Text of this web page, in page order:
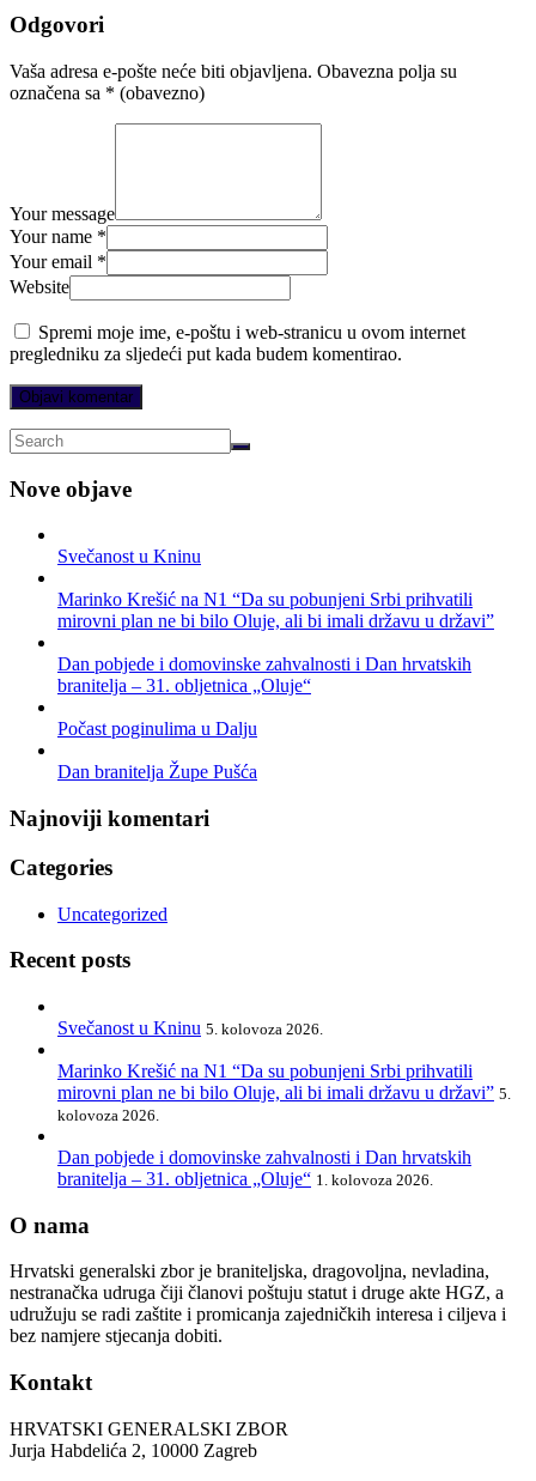
Odgovori
Vaša adresa e-pošte neće biti objavljena. Obavezna polja su
označena sa * (obavezno)
Your message
Your name *
Your email *
Website
Spremi moje ime, e-poštu i web-stranicu u ovom internet
pregledniku za sljedeći put kada budem komentirao.
Nove objave
Svečanost u Kninu
Marinko Krešić na N1 “Da su pobunjeni Srbi prihvatili
mirovni plan ne bi bilo Oluje, ali bi imali državu u državi”
Dan pobjede i domovinske zahvalnosti i Dan hrvatskih
branitelja – 31. obljetnica „Oluje“
Počast poginulima u Dalju
Dan branitelja Župe Pušća
Najnoviji komentari
Categories
Uncategorized
Recent posts
Svečanost u Kninu 5. kolovoza 2026.
Marinko Krešić na N1 “Da su pobunjeni Srbi prihvatili
mirovni plan ne bi bilo Oluje, ali bi imali državu u državi” 5.
kolovoza 2026.
Dan pobjede i domovinske zahvalnosti i Dan hrvatskih
branitelja – 31. obljetnica „Oluje“ 1. kolovoza 2026.
O nama
Hrvatski generalski zbor je braniteljska, dragovoljna, nevladina,
nestranačka udruga čiji članovi poštuju statut i druge akte HGZ, a
udružuju se radi zaštite i promicanja zajedničkih interesa i ciljeva i
bez namjere stjecanja dobiti.
Kontakt
HRVATSKI GENERALSKI ZBOR
Jurja Habdelića 2, 10000 Zagreb